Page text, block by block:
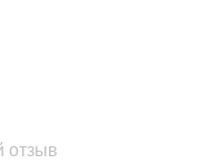
отзыв